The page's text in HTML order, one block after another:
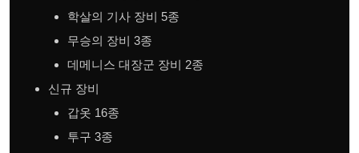
학살의 기사 장비 5종
무승의 장비 3종
데메니스 대장군 장비 2종
신규 장비
갑옷 16종
투구 3종